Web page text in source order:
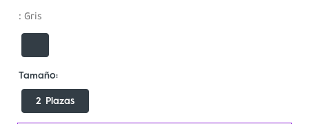
: Gris
2 Plazas